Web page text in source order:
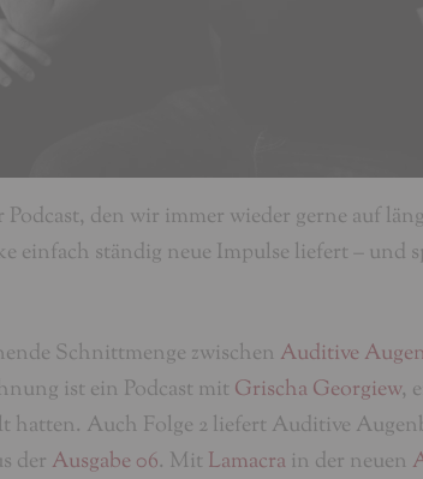
den wir immer wieder gerne auf
einfach ständig neue Impulse liefert – und
Schnittmenge zwischen Auditive
ist ein Podcast mit Grischa Georgiew,
hatten. Auch Folge 2 liefert Auditive
der Ausgabe 06. Mit Lamacra in der neuen